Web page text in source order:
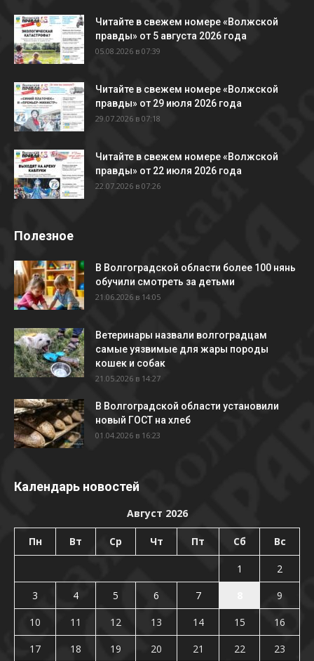
Читайте в свежем номере «Волжской
правды» от 5 августа 2026 года
05.08.2026 в 07:39
Читайте в свежем номере «Волжской
правды» от 29 июля 2026 года
29.07.2026 в 07:18
Читайте в свежем номере «Волжской
правды» от 22 июля 2026 года
22.07.2026 в 07:26
Полезное
В Волгоградской области более 100 нянь
обучили смотреть за детьми
21.06.2026 в 14:05
Ветеринары назвали волгоградцам
самые уязвимые для жары породы
кошек и собак
21.05.2026 в 14:27
В Волгоградской области установили
новый ГОСТ на хлеб
01.04.2026 в 16:23
Календарь новостей
Август 2026
Пн Вт Ср Чт Пт Сб Вс
1
2
3
4 5 6 7
9
10
11 12 13 14 15
16
17
18 19 20 21 22
23